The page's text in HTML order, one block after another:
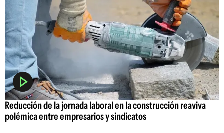
Reducción de la jornada laboral en la construcción reaviva
polémica entre empresarios y sindicatos